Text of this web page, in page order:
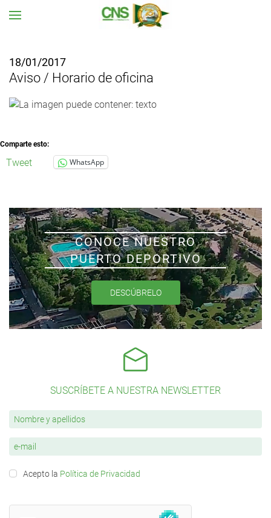
18/01/2017
Aviso / Horario de oficina
Comparte esto:
Tweet WhatsApp
CONOCE NUESTRO
PUERTO DEPORTIVO
DESCÚBRELO
SUSCRÍBETE A NUESTRA NEWSLETTER
Acepto la Política de Privacidad